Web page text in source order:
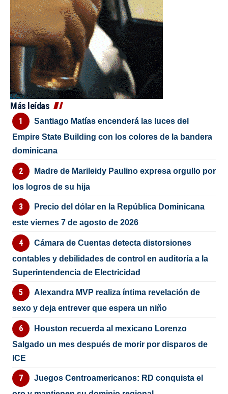
Más leídas
Santiago Matías encenderá las luces del
Empire State Building con los colores de la bandera
dominicana
Madre de Marileidy Paulino expresa orgullo por
los logros de su hija
Precio del dólar en la República Dominicana
este viernes 7 de agosto de 2026
Cámara de Cuentas detecta distorsiones
contables y debilidades de control en auditoría a la
Superintendencia de Electricidad
Alexandra MVP realiza íntima revelación de
sexo y deja entrever que espera un niño
Houston recuerda al mexicano Lorenzo
Salgado un mes después de morir por disparos de
ICE
Juegos Centroamericanos: RD conquista el